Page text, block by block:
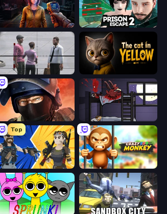
Survival Zone Zombie Outbreak Prison Escape 2
The Cat in Yellow
Bullet Force The Visitor
Top
BuildNow GG Crazy Zoo Monkey